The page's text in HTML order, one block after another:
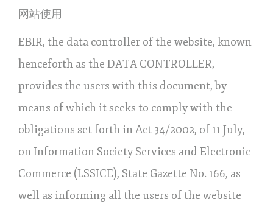
网站使用
EBIR, the data controller of the website, known
henceforth as the DATA CONTROLLER,
provides the users with this document, by
means of which it seeks to comply with the
obligations set forth in Act 34/2002, of 11 July,
on Information Society Services and Electronic
Commerce (LSSICE), State Gazette No. 166, as
well as informing all the users of the website